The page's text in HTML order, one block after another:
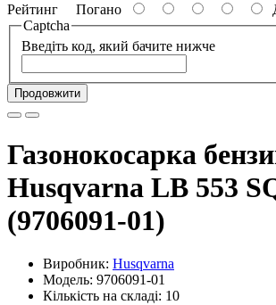
Рейтинг Погано
Captcha
Введіть код, який бачите нижче
Продовжити
Газонокосарка
Husqvarna LB 553
(9706091-01)
Виробник: Husqvarna
Модель: 9706091-01
Кількість на складі: 10